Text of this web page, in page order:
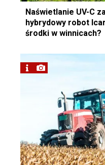
Naświetlanie UV-C
hybrydowy robot
środki w winnicach?